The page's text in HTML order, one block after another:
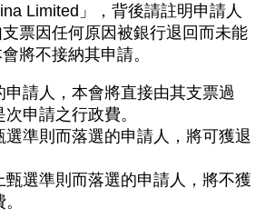
Limited」，背後請註明申請人
票因任何原因被銀行退回而未能
將不接納其申請。
申請人，本會將直接由其支票過
申請之行政費。
選準則而落選的申請人，將可獲退
甄選準則而落選的申請人，將不獲